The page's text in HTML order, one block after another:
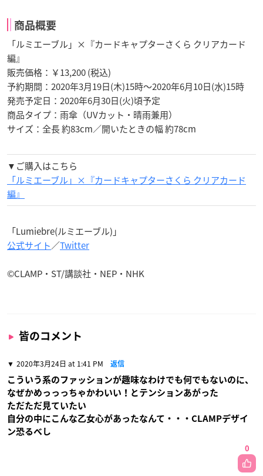
商品概要
「ルミエーブル」×『カードキャプターさくら クリアカード
編』
販売価格：￥13,200 (税込)
予約期間：2020年3月19日(木)15時～2020年6月10日(水)15時
発売予定日：2020年6月30日(火)頃予定
商品タイプ：雨傘（UVカット・晴雨兼用）
サイズ：全長 約83cm／開いたときの幅 約78cm
▼ご購入はこちら
「ルミエーブル」×『カードキャプターさくら クリアカード
編』
「Lumiebre(ルミエーブル)」
公式サイト／Twitter
©CLAMP・ST/講談社・NEP・NHK
皆のコメント
2020年3月24日 at 1:41 PM 返信
こういう系のファッションが趣味なわけでも何でもないのに、
なぜかめっっっちゃかわいい！とテンションあがった
ただただ見ていたい
自分の中にこんな乙女心があったなんて・・・CLAMPデザイ
ン恐るべし
0